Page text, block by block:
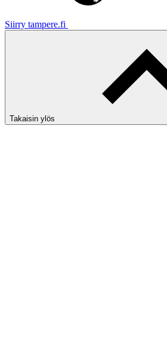
Siirry tampere.fi
Takaisin ylös